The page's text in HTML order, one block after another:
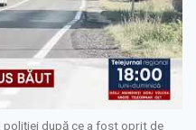
poliției după ce a fost oprit de